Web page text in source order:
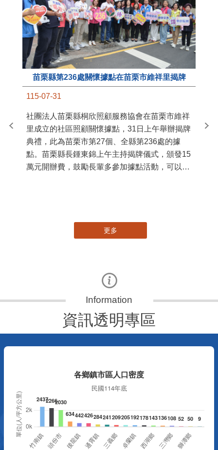
苗栗縣第236處關懷據點在苗栗市維祥里揭牌
115-07-31
社團法人苗栗縣桐欣照顧服務協會在苗栗市維祥
里成立的社區照顧關懷據點，31日上午舉辦揭牌
典禮，此為苗栗市第27個、全縣第236處的據
點。苗栗縣長鍾東錦上午主持揭牌儀式，頒發15
萬元開辦費，鼓勵長輩多參加據點活動，可以更
苗
更多
資訊透明專區